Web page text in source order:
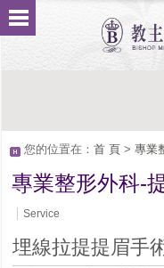
您的位置在： 首 頁> 專業
專業整形外科-
Service
埋線拉提提眉手